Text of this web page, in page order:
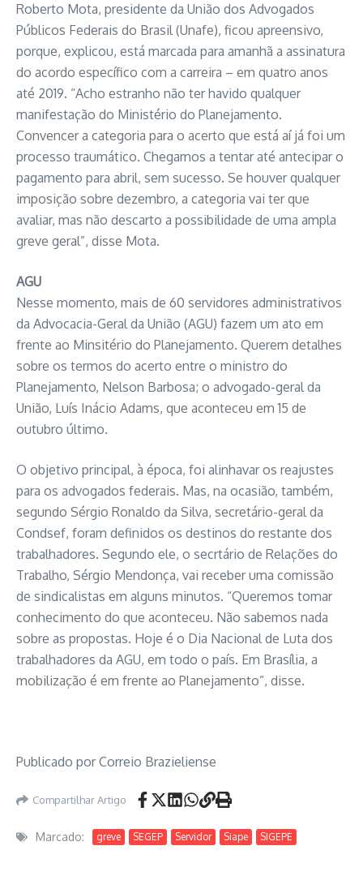
Roberto Mota, presidente da União dos Advogados
Públicos Federais do Brasil (Unafe), ficou apreensivo,
porque, explicou, está marcada para amanhã a assinatura
do acordo específico com a carreira – em quatro anos
até 2019. “Acho estranho não ter havido qualquer
manifestação do Ministério do Planejamento.
Convencer a categoria para o acerto que está aí já foi um
processo traumático. Chegamos a tentar até antecipar o
pagamento para abril, sem sucesso. Se houver qualquer
imposição sobre dezembro, a categoria vai ter que
avaliar, mas não descarto a possibilidade de uma ampla
greve geral”, disse Mota.
AGU
Nesse momento, mais de 60 servidores administrativos
da Advocacia-Geral da União (AGU) fazem um ato em
frente ao Minsitério do Planejamento. Querem detalhes
sobre os termos do acerto entre o ministro do
Planejamento, Nelson Barbosa; o advogado-geral da
União, Luís Inácio Adams, que aconteceu em 15 de
outubro último.
O objetivo principal, à época, foi alinhavar os reajustes
para os advogados federais. Mas, na ocasião, também,
segundo Sérgio Ronaldo da Silva, secretário-geral da
Condsef, foram definidos os destinos do restante dos
trabalhadores. Segundo ele, o secrtário de Relações do
Trabalho, Sérgio Mendonça, vai receber uma comissão
de sindicalistas em alguns minutos. “Queremos tomar
conhecimento do que aconteceu. Não sabemos nada
sobre as propostas. Hoje é o Dia Nacional de Luta dos
trabalhadores da AGU, em todo o país. Em Brasília, a
mobilização é em frente ao Planejamento”, disse.
Publicado por Correio Brazieliense
Compartilhar Artigo
Marcado: greve SEGEP Servidor Siape SIGEPE